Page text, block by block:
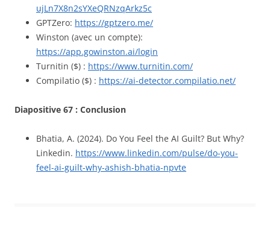
ujLn7X8n2sYXeQRNzqArkz5c
GPTZero: https://gptzero.me/
Winston (avec un compte):
https://app.gowinston.ai/login
Turnitin ($) : https://www.turnitin.com/
Compilatio ($) : https://ai-detector.compilatio.net/
Diapositive 67 : Conclusion
Bhatia, A. (2024). Do You Feel the AI Guilt? But Why?
Linkedin. https://www.linkedin.com/pulse/do-you-
feel-ai-guilt-why-ashish-bhatia-npvte